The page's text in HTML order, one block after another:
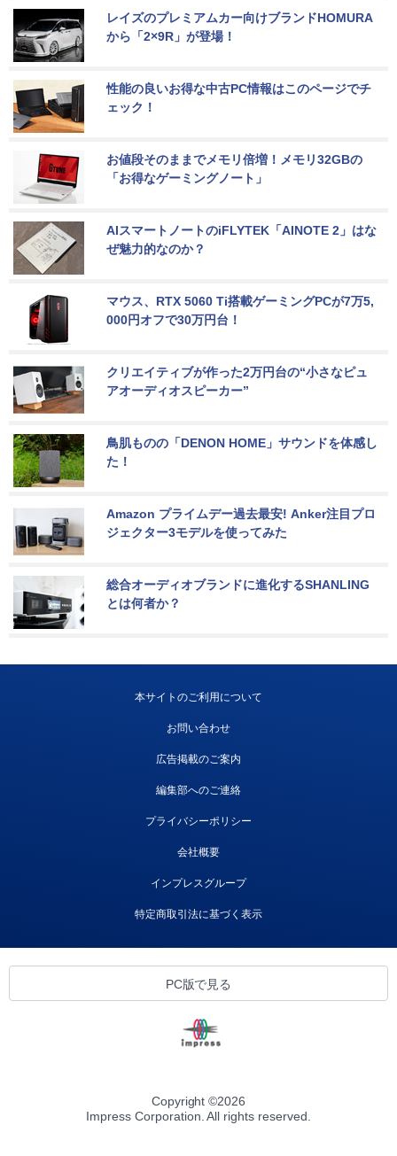
レイズのプレミアムカー向けブランドHOMURA
から「2×9R」が登場！
性能の良いお得な中古PC情報はこのページでチ
ェック！
お値段そのままでメモリ倍増！メモリ32GBの
「お得なゲーミングノート」
AIスマートノートのiFLYTEK「AINOTE 2」はな
ぜ魅力的なのか？
マウス、RTX 5060 Ti搭載ゲーミングPCが7万5,
000円オフで30万円台！
クリエイティブが作った2万円台の“小さなピュ
アオーディオスピーカー”
鳥肌ものの「DENON HOME」サウンドを体感し
た！
Amazon プライムデー過去最安! Anker注目プロ
ジェクター3モデルを使ってみた
総合オーディオブランドに進化するSHANLING
とは何者か？
本サイトのご利用について
お問い合わせ
広告掲載のご案内
編集部へのご連絡
プライバシーポリシー
会社概要
インプレスグループ
特定商取引法に基づく表示
PC版で見る
Copyright ©2026
Impress Corporation. All rights reserved.